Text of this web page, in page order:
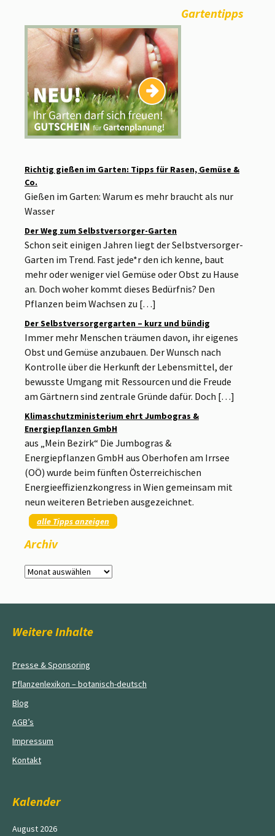
Gartentipps
Richtig gießen im Garten: Tipps für Rasen, Gemüse &
Co.
Gießen im Garten: Warum es mehr braucht als nur
Wasser
Der Weg zum Selbstversorger-Garten
Schon seit einigen Jahren liegt der Selbstversorger-
Garten im Trend. Fast jede*r den ich kenne, baut
mehr oder weniger viel Gemüse oder Obst zu Hause
an. Doch woher kommt dieses Bedürfnis? Den
Pflanzen beim Wachsen zu […]
Der Selbstversorgergarten – kurz und bündig
Immer mehr Menschen träumen davon, ihr eigenes
Obst und Gemüse anzubauen. Der Wunsch nach
Kontrolle über die Herkunft der Lebensmittel, der
bewusste Umgang mit Ressourcen und die Freude
am Gärtnern sind zentrale Gründe dafür. Doch […]
Klimaschutzministerium ehrt Jumbogras &
Energiepflanzen GmbH
aus „Mein Bezirk“ Die Jumbogras &
Energiepflanzen GmbH aus Oberhofen am Irrsee
(OÖ) wurde beim fünften Österreichischen
Energieeffizienzkongress in Wien gemeinsam mit
neun weiteren Betrieben ausgezeichnet.
alle Tipps anzeigen
Archiv
Archiv
Weitere Inhalte
Presse & Sponsoring
Pflanzenlexikon – botanisch-deutsch
Blog
AGB’s
Impressum
Kontakt
Kalender
August 2026